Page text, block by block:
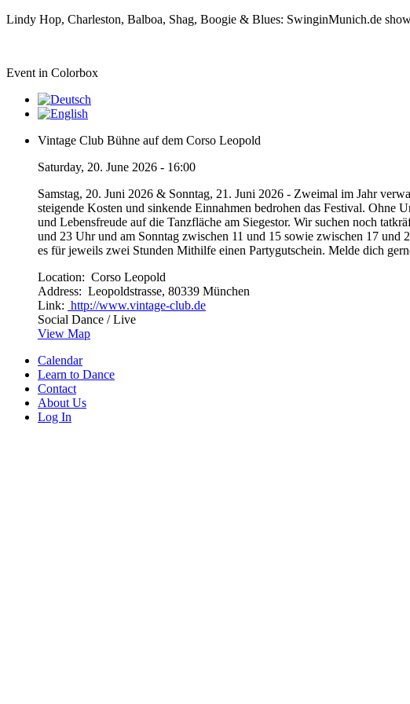
Lindy Hop, Charleston, Balboa, Shag, Boogie & Blues: SwinginMunich.de
Event in Colorbox
Vintage Club Bühne auf dem Corso Leopold
Saturday, 20. June 2026 - 16:00
Samstag, 20. Juni 2026 & Sonntag, 21. Juni 2026 - Zweimal im Jahr
steigende Kosten und sinkende Einnahmen bedrohen das Festival.
und Lebensfreude auf die Tanzfläche am Siegestor. Wir suchen noch
und 23 Uhr und am Sonntag zwischen 11 und 15 sowie zwischen 17
es für jeweils zwei Stunden Mithilfe einen Partygutschein. Melde dich
Location: Corso Leopold
Address: Leopoldstrasse, 80339 München
Link: http://www.vintage-club.de
Social Dance / Live
View Map
Calendar
Learn to Dance
Contact
About Us
Log In